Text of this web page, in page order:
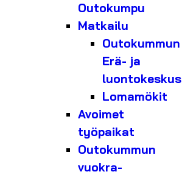
Outokumpu
Matkailu
Outokummun
Erä- ja
luontokeskus
Lomamökit
Avoimet
työpaikat
Outokummun
vuokra-